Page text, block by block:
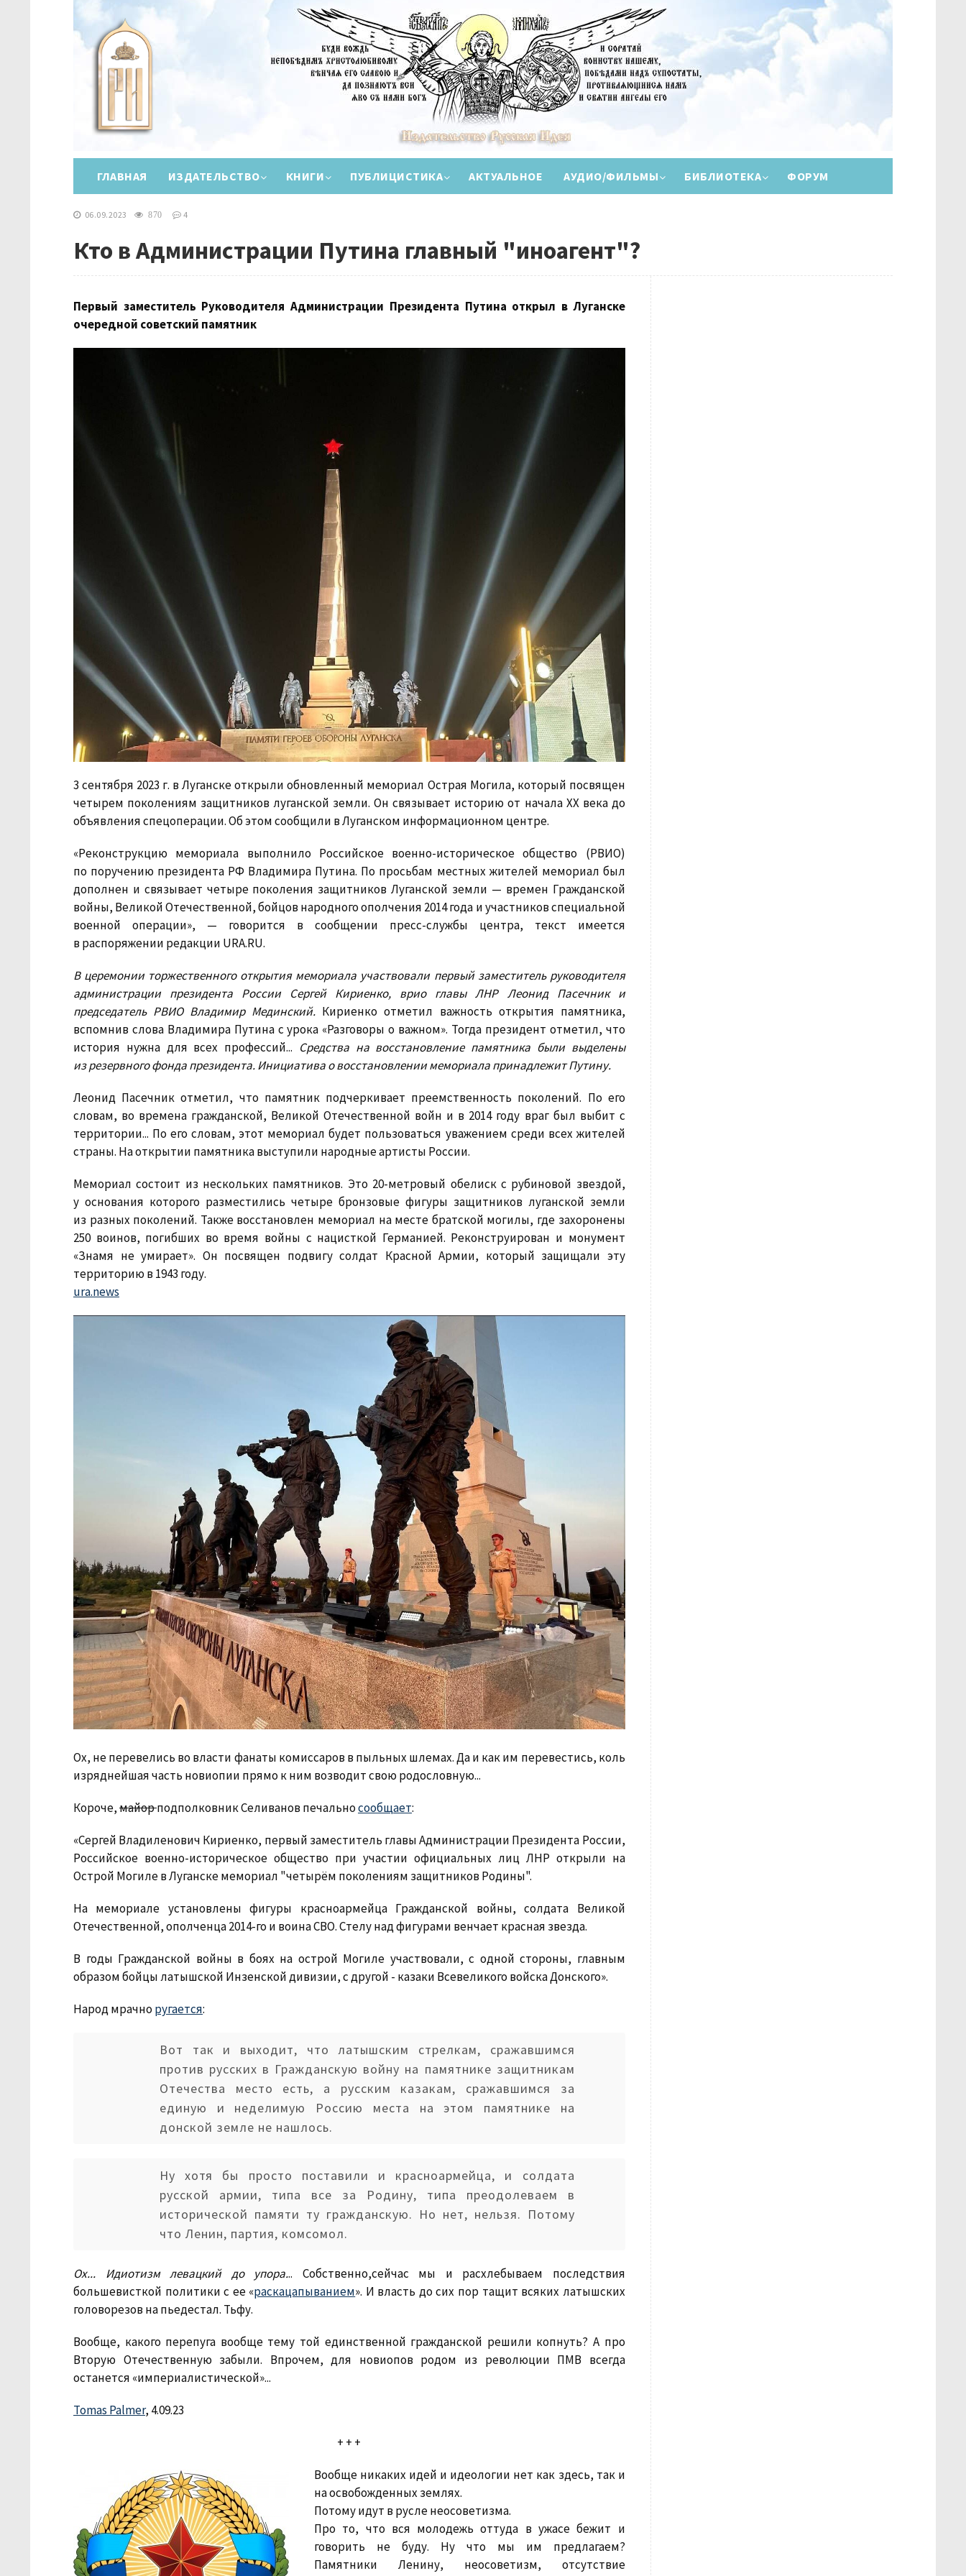
ГЛАВНАЯ ИЗДАТЕЛЬСТВО КНИГИ ПУБЛИЦИСТИКА АКТУАЛЬНОЕ АУДИО/ФИЛЬМЫ БИБЛИОТЕКА ФОРУМ
06.09.2023 870 4
Кто в Администрации Путина главный "иноагент"?
Первый заместитель Руководителя Администрации Президента Путина открыл в Луганске
очередной советский памятник
3 сентября 2023 г. в Луганске открыли обновленный мемориал Острая Могила, который посвящен
четырем поколениям защитников луганской земли. Он связывает историю от начала XX века до
объявления спецоперации. Об этом сообщили в Луганском информационном центре.
«Реконструкцию мемориала выполнило Российское военно-историческое общество (РВИО)
по поручению президента РФ Владимира Путина. По просьбам местных жителей мемориал был
дополнен и связывает четыре поколения защитников Луганской земли — времен Гражданской
войны, Великой Отечественной, бойцов народного ополчения 2014 года и участников специальной
военной операции», — говорится в сообщении пресс-службы центра, текст имеется
в распоряжении редакции URA.RU.
В церемонии торжественного открытия мемориала участвовали первый заместитель руководителя
администрации президента России Сергей Кириенко, врио главы ЛНР Леонид Пасечник и
председатель РВИО Владимир Мединский. Кириенко отметил важность открытия памятника,
вспомнив слова Владимира Путина с урока «Разговоры о важном». Тогда президент отметил, что
история нужна для всех профессий... Средства на восстановление памятника были выделены
из резервного фонда президента. Инициатива о восстановлении мемориала принадлежит Путину.
Леонид Пасечник отметил, что памятник подчеркивает преемственность поколений. По его
словам, во времена гражданской, Великой Отечественной войн и в 2014 году враг был выбит с
территории... По его словам, этот мемориал будет пользоваться уважением среди всех жителей
страны. На открытии памятника выступили народные артисты России.
Мемориал состоит из нескольких памятников. Это 20-метровый обелиск с рубиновой звездой,
у основания которого разместились четыре бронзовые фигуры защитников луганской земли
из разных поколений. Также восстановлен мемориал на месте братской могилы, где захоронены
250 воинов, погибших во время войны с нацисткой Германией. Реконструирован и монумент
«Знамя не умирает». Он посвящен подвигу солдат Красной Армии, который защищали эту
территорию в 1943 году.
ura.news
Ох, не перевелись во власти фанаты комиссаров в пыльных шлемах. Да и как им перевестись, коль
изряднейшая часть новиопии прямо к ним возводит свою родословную...
Короче,майорподполковник Селиванов печальносообщает:
«Сергей Владиленович Кириенко, первый заместитель главы Администрации Президента России,
Российское военно-историческое общество при участии официальных лиц ЛНР открыли на
Острой Могиле в Луганске мемориал "четырём поколениям защитников Родины".
На мемориале установлены фигуры красноармейца Гражданской войны, солдата Великой
Отечественной, ополченца 2014-го и воина СВО. Стелу над фигурами венчает красная звезда.
В годы Гражданской войны в боях на острой Могиле участвовали, с одной стороны, главным
образом бойцы латышской Инзенской дивизии, с другой - казаки Всевеликого войска Донского».
Народ мрачноругается:
Вот так и выходит, что латышским стрелкам, сражавшимся
против русских в Гражданскую войну на памятнике защитникам
Отечества место есть, а русским казакам, сражавшимся за
единую и неделимую Россию места на этом памятнике на
донской земле не нашлось.
Ну хотя бы просто поставили и красноармейца, и солдата
русской армии, типа все за Родину, типа преодолеваем в
исторической памяти ту гражданскую. Но нет, нельзя. Потому
что Ленин, партия, комсомол.
Ох... Идиотизм левацкий до упора... Собственно,сейчас мы и расхлебываем последствия
большевисткой политики с ее «раскацапыванием». И власть до сих пор тащит всяких латышских
головорезов на пьедестал. Тьфу.
Вообще, какого перепуга вообще тему той единственной гражданской решили копнуть? А про
Вторую Отечественную забыли. Впрочем, для новиопов родом из революции ПМВ всегда
останется «империалистической»...
Tomas Palmer, 4.09.23
+ + +
Вообще никаких идей и идеологии нет как здесь, так и
на освобожденных землях.
Потому идут в русле неосоветизма.
Про то, что вся молодежь оттуда в ужасе бежит и
говорить не буду. Ну что мы им предлагаем?
Памятники Ленину, неосоветизм, отсутствие